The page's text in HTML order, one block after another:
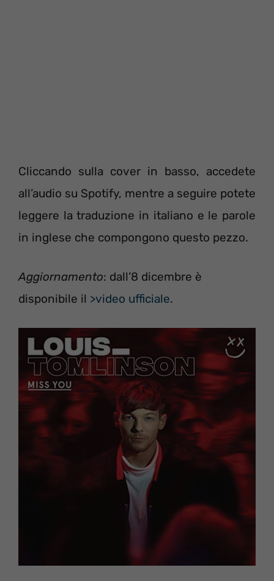
Cliccando sulla cover in basso, accedete
all’audio su Spotify, mentre a seguire potete
leggere la traduzione in italiano e le parole
in inglese che compongono questo pezzo.
Aggiornamento: dall’8 dicembre è
disponibile il >video ufficiale.